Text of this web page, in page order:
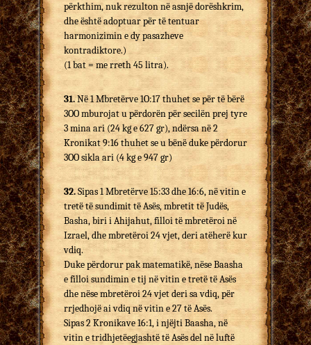
përkthim, nuk rezulton në asnjë dorëshkrim,
dhe është adoptuar për të tentuar
harmonizimin e dy pasazheve
kontradiktore.)
(1 bat = me rreth 45 litra).
31.Në 1 Mbretërve 1O:17 thuhet se për të bërë
3OO mburojat u përdorën për secilën prej tyre
3 mina ari (24 kg e 627 gr), ndërsa në 2
Kronikat 9:16 thuhet se u bënë duke përdorur
3OO sikla ari (4 kg e 947 gr)
32.Sipas 1 Mbretërve 15:33 dhe 16:6, në vitin e
tretë të sundimit të Asës, mbretit të Judës,
Basha, biri i Ahijahut, filloi të mbretëroi në
Izrael, dhe mbretëroi 24 vjet, deri atëherë kur
vdiq.
Duke përdorur pak matematikë, nëse Baasha
e filloi sundimin e tij në vitin e tretë të Asës
dhe nëse mbretëroi 24 vjet deri sa vdiq, për
rrjedhojë ai vdiq në vitin e 27 të Asës.
Sipas 2 Kronikave 16:1, i njëjti Baasha, në
vitin e tridhjetëegjashtë të Asës del në luftë